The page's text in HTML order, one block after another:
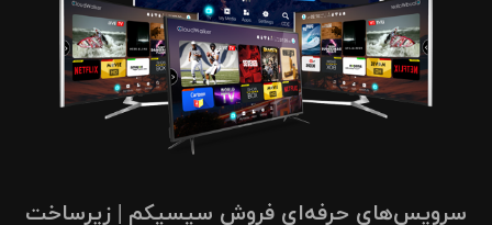
سرویس‌های حرفه‌ای فروش سیسیکم | زیرساخت